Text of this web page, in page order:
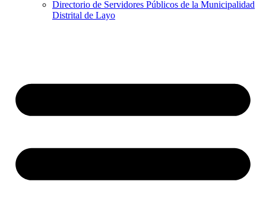
Directorio de Servidores Públicos de la Municipalidad
Distrital de Layo